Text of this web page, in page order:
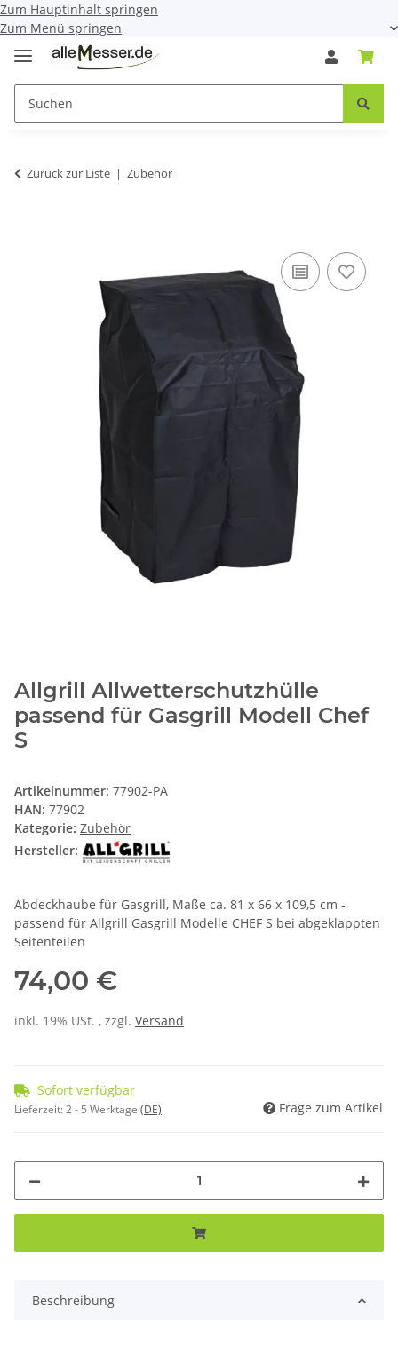
Zum Hauptinhalt springen
Zum Menü springen
Zurück zur Liste Zubehör
Allgrill Allwetterschutzhülle
passend für Gasgrill Modell Chef
S
Artikelnummer: 77902-PA
HAN: 77902
Kategorie: Zubehör
Hersteller:
Abdeckhaube für Gasgrill, Maße ca. 81 x 66 x 109,5 cm -
passend für Allgrill Gasgrill Modelle CHEF S bei abgeklappten
Seitenteilen
74,00 €
inkl. 19% USt. , zzgl. Versand
Sofort verfügbar
Lieferzeit:2 - 5 Werktage (DE) Frage zum Artikel
Beschreibung